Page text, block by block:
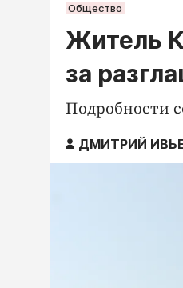
Общество
Житель
за
Подробности
ДМИТРИЙ